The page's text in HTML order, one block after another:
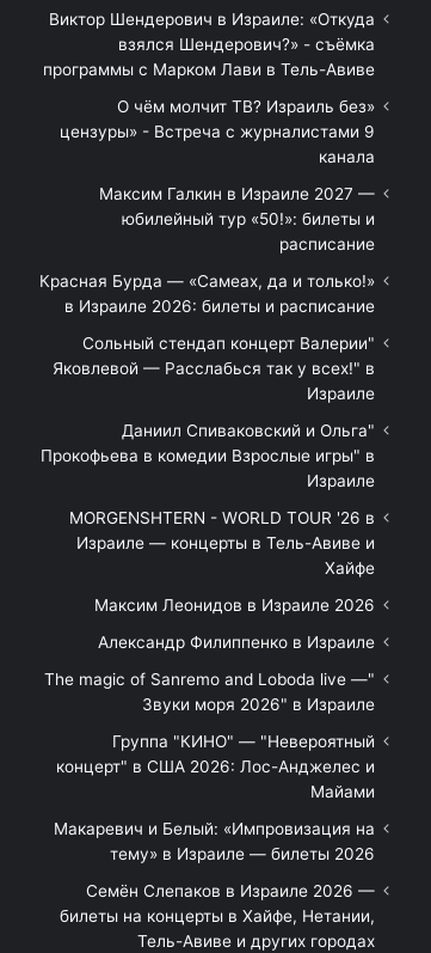
Виктор Шендерович в Израиле: «Откуда
взялся Шендерович?» - съёмка
программы с Марком Лави в Тель-Авиве
«О чём молчит ТВ? Израиль без
цензуры» - Встреча с журналистами 9
канала
Максим Галкин в Израиле 2027 —
юбилейный тур «50!»: билеты и
расписание
Красная Бурда — «Самеах, да и только!»
в Израиле 2026: билеты и расписание
"Сольный стендап концерт Валерии
Яковлевой — Расслабься так у всех!" в
Израиле
"Даниил Спиваковский и Ольга
Прокофьева в комедии Взрослые игры" в
Израиле
MORGENSHTERN - WORLD TOUR '26 в
Израиле — концерты в Тель-Авиве и
Хайфе
Максим Леонидов в Израиле 2026
Александр Филиппенко в Израиле
"The magic of Sanremo and Loboda live —
Звуки моря 2026" в Израиле
Группа "КИНО" — "Невероятный
концерт" в США 2026: Лос-Анджелес и
Майами
Макаревич и Белый: «Импровизация на
тему» в Израиле — билеты 2026
Семён Слепаков в Израиле 2026 —
билеты на концерты в Хайфе, Нетании,
Тель-Авиве и других городах